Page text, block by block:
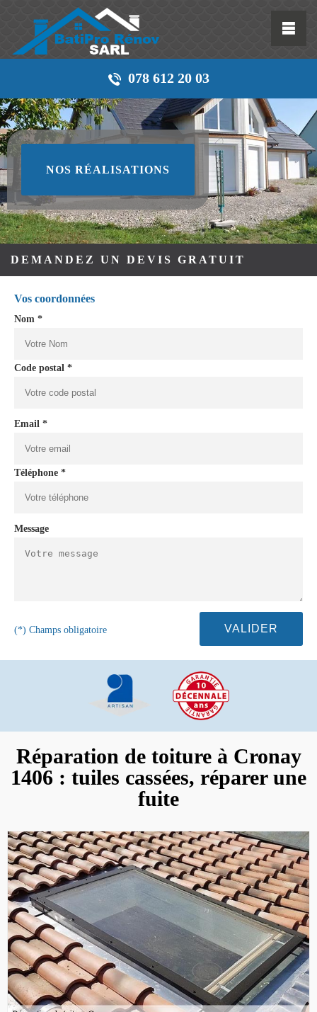
078 612 20 03
NOS RÉALISATIONS
DEMANDEZ UN DEVIS GRATUIT
Vos coordonnées
Nom *
Code postal *
Email *
Téléphone *
Message
(*) Champs obligatoire
Réparation de toiture à Cronay
1406 : tuiles cassées, réparer une
fuite